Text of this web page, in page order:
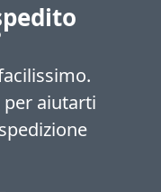
per aiutarti